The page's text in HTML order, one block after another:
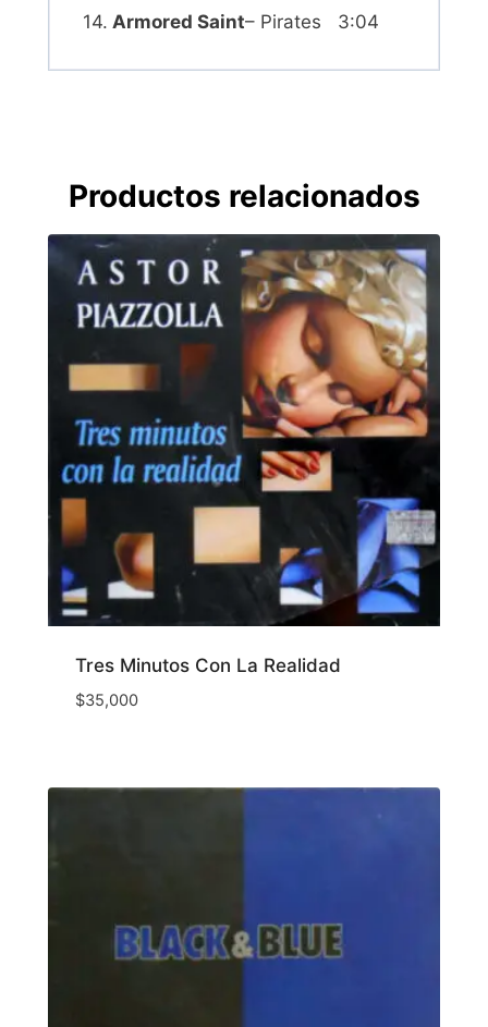
14. Armored Saint– Pirates 3:04
Productos relacionados
Tres Minutos Con La Realidad
$35,000